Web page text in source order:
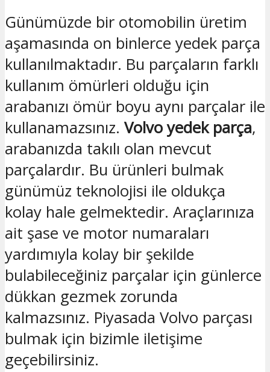
Günümüzde bir otomobilin üretim
aşamasında on binlerce yedek parça
kullanılmaktadır. Bu parçaların farklı
kullanım ömürleri olduğu için
arabanızı ömür boyu aynı parçalar ile
kullanamazsınız. Volvo yedek parça,
arabanızda takılı olan mevcut
parçalardır. Bu ürünleri bulmak
günümüz teknolojisi ile oldukça
kolay hale gelmektedir. Araçlarınıza
ait şase ve motor numaraları
yardımıyla kolay bir şekilde
bulabileceğiniz parçalar için günlerce
dükkan gezmek zorunda
kalmazsınız. Piyasada Volvo parçası
bulmak için bizimle iletişime
geçebilirsiniz.